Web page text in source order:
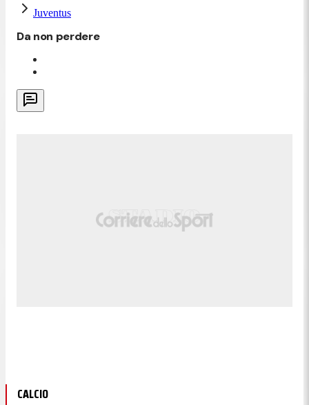
Juventus
Da non perdere
CALCIO